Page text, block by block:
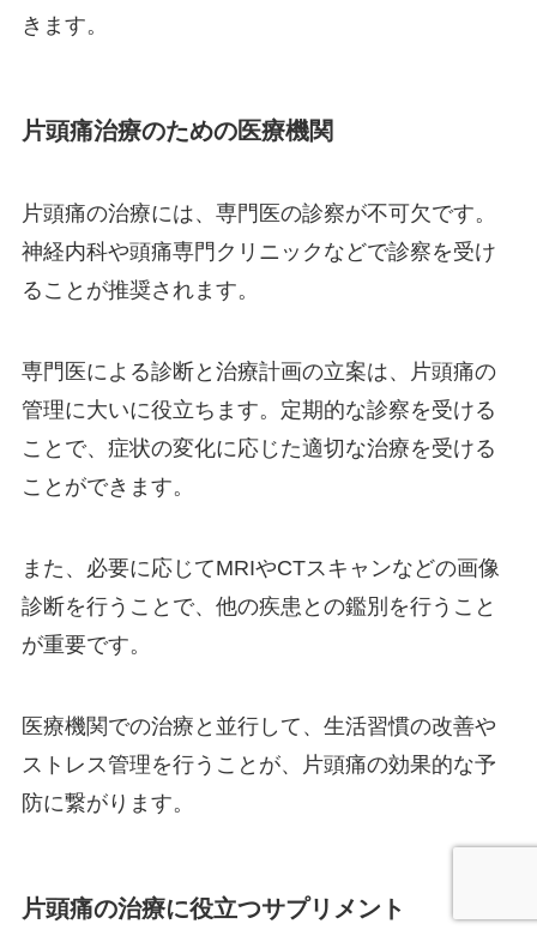
きます。
片頭痛治療のための医療機関
片頭痛の治療には、専門医の診察が不可欠です。
神経内科や頭痛専門クリニックなどで診察を受け
ることが推奨されます。
専門医による診断と治療計画の立案は、片頭痛の
管理に大いに役立ちます。定期的な診察を受ける
ことで、症状の変化に応じた適切な治療を受ける
ことができます。
また、必要に応じてMRIやCTスキャンなどの画像
診断を行うことで、他の疾患との鑑別を行うこと
が重要です。
医療機関での治療と並行して、生活習慣の改善や
ストレス管理を行うことが、片頭痛の効果的な予
防に繋がります。
片頭痛の治療に役立つサプリメント